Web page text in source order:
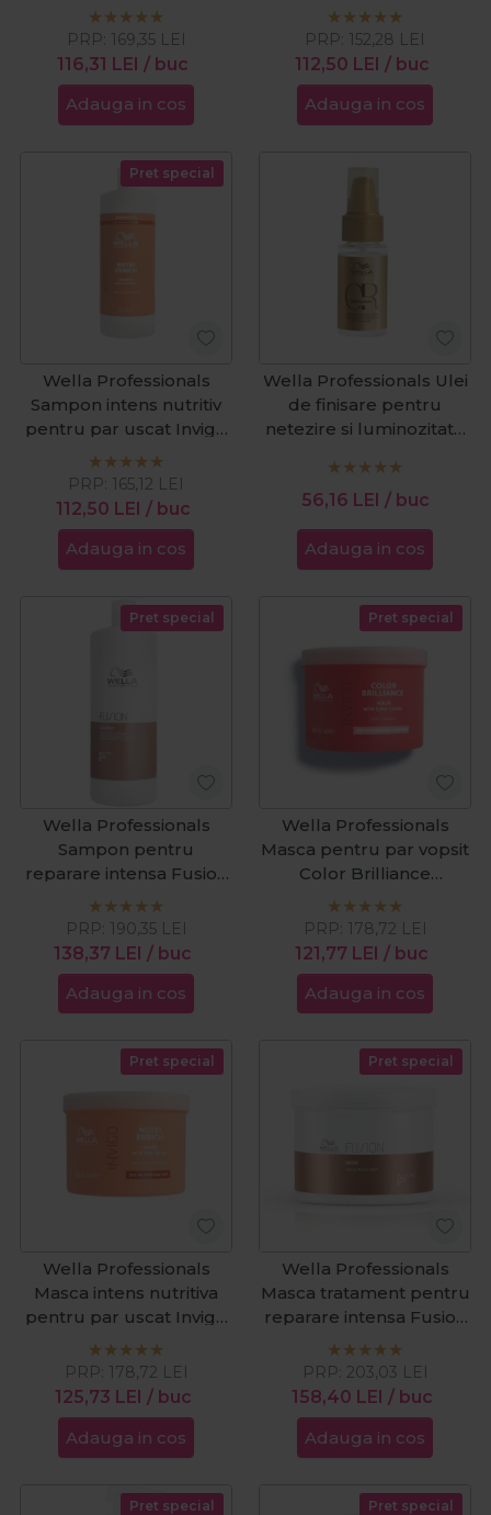
Fine/Medium 1000ml
116,31 LEI / buc
PRP: 169,35 LEI
Adauga in cos
Oily Scalp 1000ml
112,50 LEI / buc
PRP: 152,28 LEI
Adauga in cos
Pret special
Wella Professionals
Sampon intens nutritiv
pentru par uscat Invigo
Nutri Enrich 1000ml
112,50 LEI / buc
PRP: 165,12 LEI
Adauga in cos
Wella Professionals Ulei
de finisare pentru
netezire si luminozitate
56,16 LEI / buc
Adauga in cos
Pret special
Wella Professionals
Sampon pentru
reparare intensa Fusion
Silksteel 1000ml
138,37 LEI / buc
PRP: 190,35 LEI
Adauga in cos
Pret special
Wella Professionals
Masca pentru par vopsit
Color Brilliance
Fine/Medium 500ml
121,77 LEI / buc
PRP: 178,72 LEI
Adauga in cos
Pret special
Wella Professionals
Masca intens nutritiva
pentru par uscat Invigo
Nutri Enrich 500ml
125,73 LEI / buc
PRP: 178,72 LEI
Adauga in cos
Pret special
Wella Professionals
Masca tratament pentru
reparare intensa Fusion
Silksteel 500ml
158,40 LEI / buc
PRP: 203,03 LEI
Adauga in cos
Pret special Pret special